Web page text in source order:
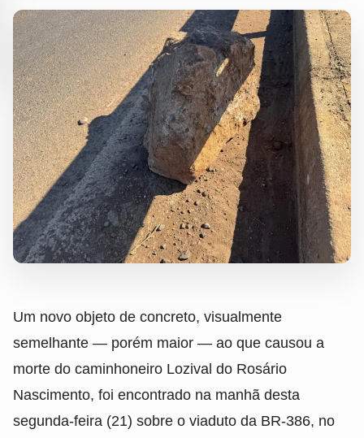
Um novo objeto de concreto, visualmente
semelhante — porém maior — ao que causou a
morte do caminhoneiro Lozival do Rosário
Nascimento, foi encontrado na manhã desta
segunda-feira (21) sobre o viaduto da BR‑386, no